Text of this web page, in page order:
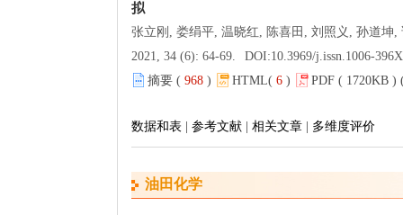
拟
张立刚, 娄绢平, 温晓红, 陈喜田, 刘照义, 孙道坤,
2021, 34 (6): 64-69.
DOI:10.3969/j.issn.1006-
摘要 ( 968 ) HTML( 6 ) PDF ( 1720KB )
数据和表 参考文献 相关文章 多维度评价
油田化学